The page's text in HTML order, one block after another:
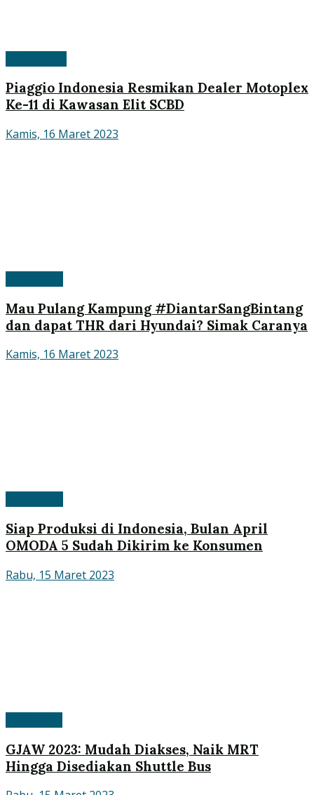
Piaggio Indonesia Resmikan Dealer Motoplex
Ke-11 di Kawasan Elit SCBD
Kamis, 16 Maret 2023
Mau Pulang Kampung #DiantarSangBintang
dan dapat THR dari Hyundai? Simak Caranya
Kamis, 16 Maret 2023
Siap Produksi di Indonesia, Bulan April
OMODA 5 Sudah Dikirim ke Konsumen
Rabu, 15 Maret 2023
GJAW 2023: Mudah Diakses, Naik MRT
Hingga Disediakan Shuttle Bus